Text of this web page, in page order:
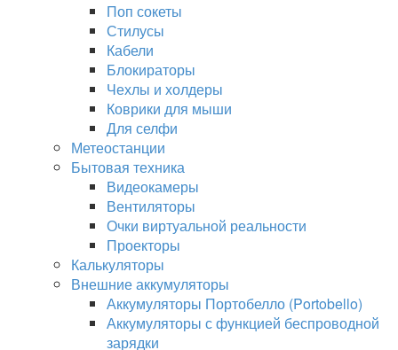
Поп сокеты
Стилусы
Кабели
Блокираторы
Чехлы и холдеры
Коврики для мыши
Для селфи
Метеостанции
Бытовая техника
Видеокамеры
Вентиляторы
Очки виртуальной реальности
Проекторы
Калькуляторы
Внешние аккумуляторы
Аккумуляторы Портобелло (Portobello)
Аккумуляторы с функцией беспроводной
зарядки